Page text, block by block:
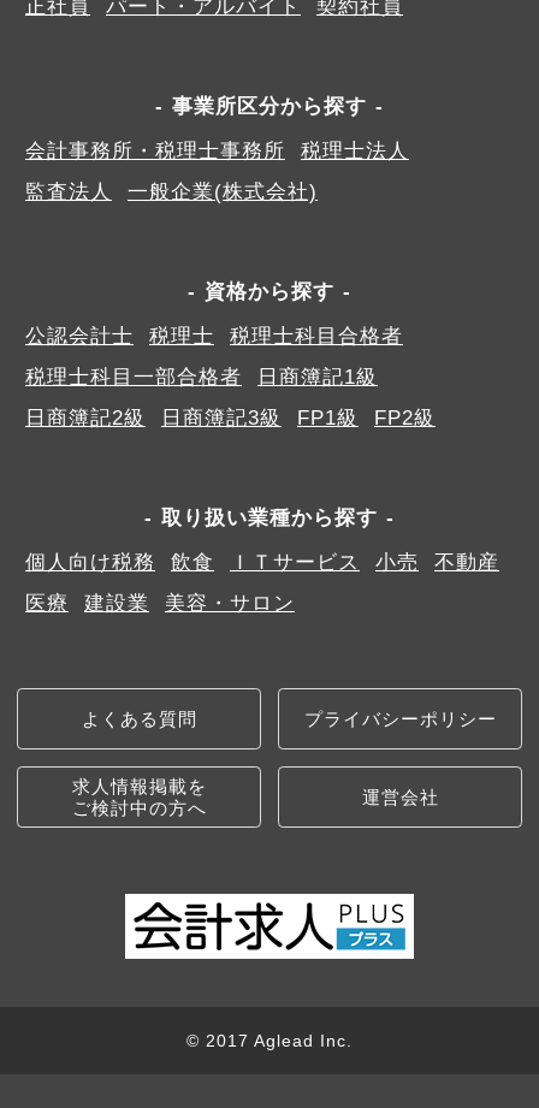
正社員
パート・アルバイト 契約社員
事業所区分から探す
会計事務所・税理士事務所
税理士法人
監査法人
一般企業(株式会社)
資格から探す
公認会計士
税理士
税理士科目合格者
税理士科目一部合格者
日商簿記1級
日商簿記2級
日商簿記3級 FP1級 FP2級
取り扱い業種から探す
個人向け税務
飲食 ＩＴサービス 小売
不動産
医療
建設業 美容・サロン
よくある質問 プライバシーポリシー
求人情報掲載を
ご検討中の方へ
運営会社
© 2017 Aglead Inc.